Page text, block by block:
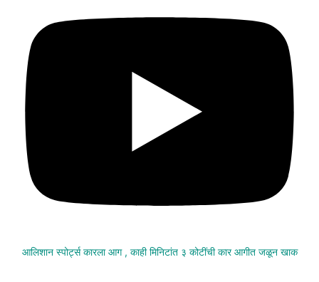
आलिशान स्पोर्ट्स कारला आग , काही मिनिटांत ३ कोटींची कार आगीत जळून खाक